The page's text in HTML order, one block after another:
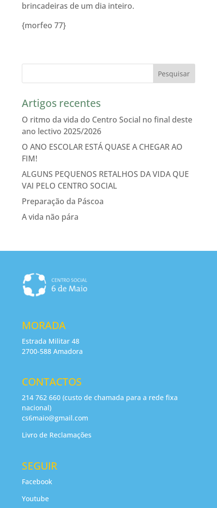
brincadeiras de um dia inteiro.
{morfeo 77}
Artigos recentes
O ritmo da vida do Centro Social no final deste
ano lectivo 2025/2026
O ANO ESCOLAR ESTÁ QUASE A CHEGAR AO
FIM!
ALGUNS PEQUENOS RETALHOS DA VIDA QUE
VAI PELO CENTRO SOCIAL
Preparação da Páscoa
A vida não pára
MORADA
Estrada Militar 48
2700-588 Amadora
CONTACTOS
214 762 660 (custo de chamada para a rede fixa
nacional)
cs6maio@gmail.com
Livro de Reclamações
SEGUIR
Facebook
Youtube